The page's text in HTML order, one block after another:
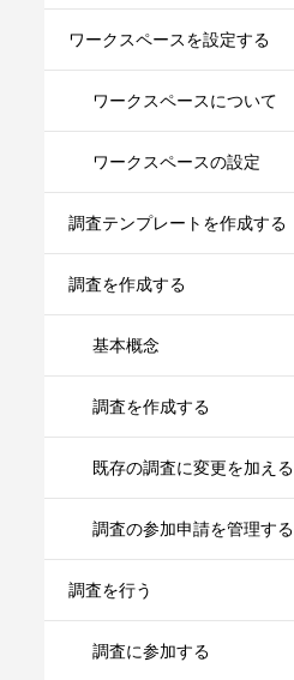
ワークスペースを設定する
ワークスペースについて
ワークスペースの設定
調査テンプレートを作成する
調査を作成する
基本概念
調査を作成する
既存の調査に変更を加える
調査の参加申請を管理する
調査を行う
調査に参加する